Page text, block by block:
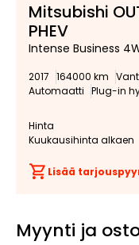
Mitsubishi
PHEV
Intense Business
2017 164000 km
Automaatti Plug-in
Hinta
Kuukausihinta alkaen
Lisää
Myynti ja